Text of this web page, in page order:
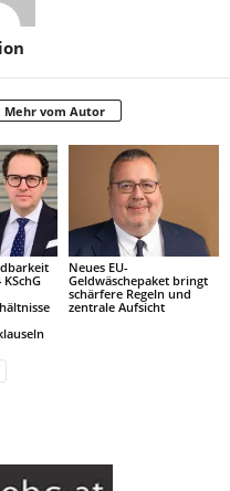
Mehr vom Autor
KSchG
Neues EU-
Geldwäschepaket bringt
schärfere Regeln und
zentrale Aufsicht